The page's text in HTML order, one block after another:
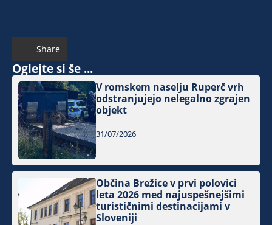
Share
Oglejte si še ...
V romskem naselju Ruperč vrh
odstranjujejo nelegalno zgrajen
objekt
31/07/2026
Občina Brežice v prvi polovici
leta 2026 med najuspešnejšimi
turističnimi destinacijami v
Sloveniji